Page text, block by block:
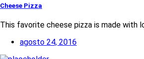
Cheese Pizza
This favorite cheese pizza is made with
agosto 24, 2016